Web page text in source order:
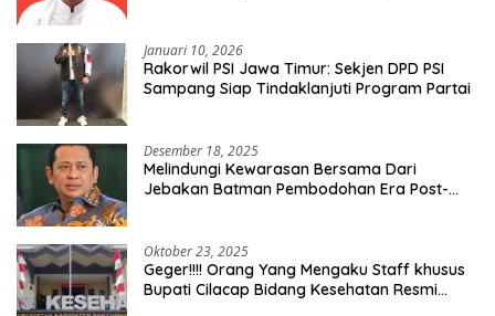
Januari 10, 2026
Rakorwil PSI Jawa Timur: Sekjen DPD PSI
Sampang Siap Tindaklanjuti Program Partai
Desember 18, 2025
Melindungi Kewarasan Bersama Dari
Jebakan Batman Pembodohan Era Post-
Oktober 23, 2025
Geger!!!! Orang Yang Mengaku Staff khusus
Bupati Cilacap Bidang Kesehatan Resmi